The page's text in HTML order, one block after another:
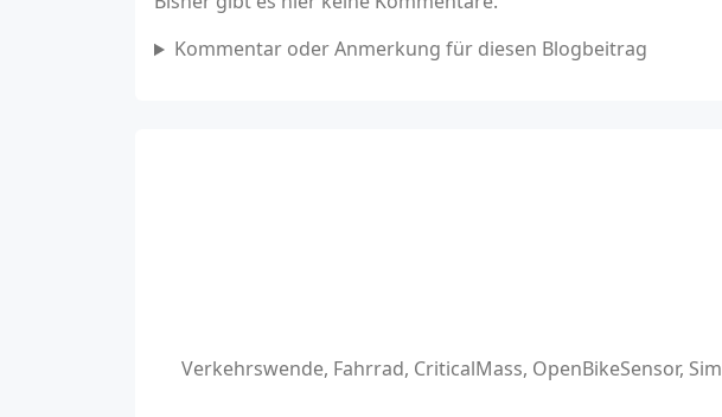
Kommentar oder Anmerkung für diesen Blogbeitrag
Verkehrswende, Fahrrad, CriticalMass, OpenBikeSensor,